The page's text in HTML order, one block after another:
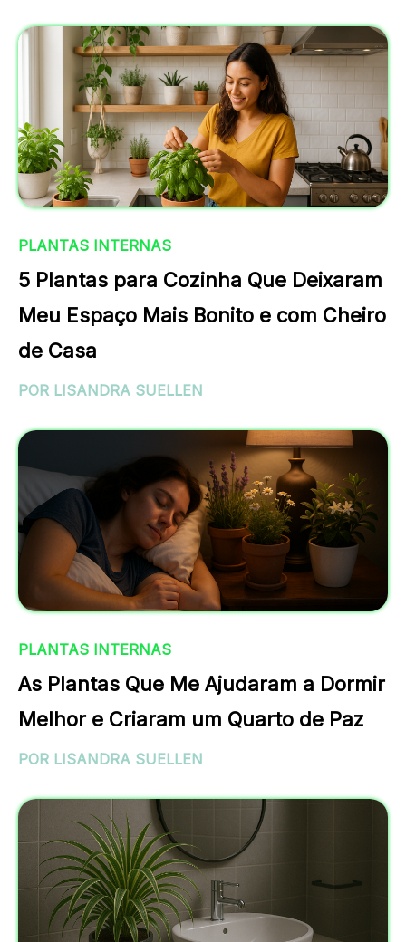
PLANTAS INTERNAS
5 Plantas para Cozinha Que Deixaram
Meu Espaço Mais Bonito e com Cheiro
de Casa
POR LISANDRA SUELLEN
PLANTAS INTERNAS
As Plantas Que Me Ajudaram a Dormir
Melhor e Criaram um Quarto de Paz
POR LISANDRA SUELLEN